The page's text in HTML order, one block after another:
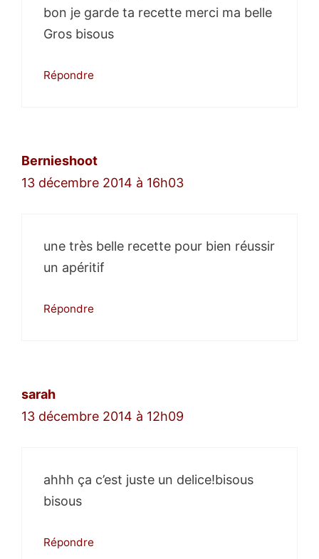
bon je garde ta recette merci ma belle
Gros bisous
Répondre
Bernieshoot
13 décembre 2014 à 16h03
une très belle recette pour bien réussir
un apéritif
Répondre
sarah
13 décembre 2014 à 12h09
ahhh ça c’est juste un delice!bisous
bisous
Répondre